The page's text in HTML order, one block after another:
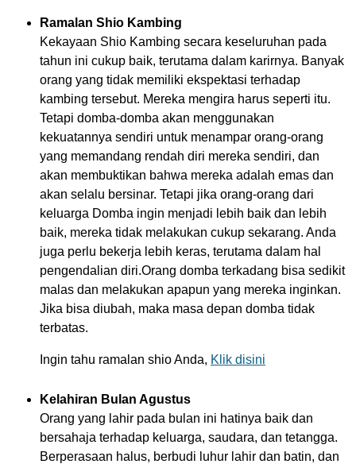
Ramalan Shio Kambing
Kekayaan Shio Kambing secara keseluruhan pada
tahun ini cukup baik, terutama dalam karirnya. Banyak
orang yang tidak memiliki ekspektasi terhadap
kambing tersebut. Mereka mengira harus seperti itu.
Tetapi domba-domba akan menggunakan
kekuatannya sendiri untuk menampar orang-orang
yang memandang rendah diri mereka sendiri, dan
akan membuktikan bahwa mereka adalah emas dan
akan selalu bersinar. Tetapi jika orang-orang dari
keluarga Domba ingin menjadi lebih baik dan lebih
baik, mereka tidak melakukan cukup sekarang. Anda
juga perlu bekerja lebih keras, terutama dalam hal
pengendalian diri.Orang domba terkadang bisa sedikit
malas dan melakukan apapun yang mereka inginkan.
Jika bisa diubah, maka masa depan domba tidak
terbatas.
Ingin tahu ramalan shio Anda, Klik disini
Kelahiran Bulan Agustus
Orang yang lahir pada bulan ini hatinya baik dan
bersahaja terhadap keluarga, saudara, dan tetangga.
Berperasaan halus, berbudi luhur lahir dan batin, dan